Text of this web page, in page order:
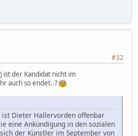
#32
ist der Kandidat nicht im
auch so endet..?
ist Dieter Hallervorden offenbar
eine Ankündigung in den sozialen
der Künstler im September von